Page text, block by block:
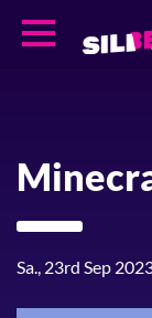
Sa., 23rd Sep